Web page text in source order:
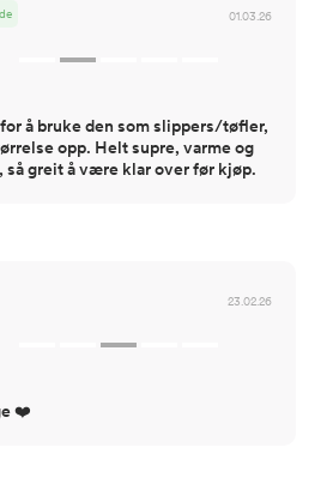
01.03.26
å bruke den som slippers/tøfler,
opp. Helt supre, varme og
så greit å være klar over før kjøp.
23.02.26
❤️